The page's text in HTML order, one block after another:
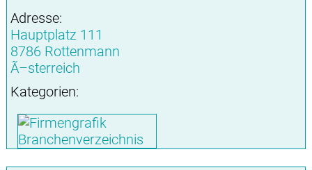
Adresse:
Hauptplatz 111
8786 Rottenmann
Ã–sterreich
Kategorien: